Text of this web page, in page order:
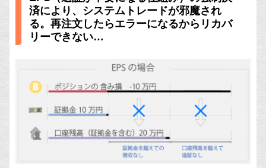
済により、システムトレードが邪魔され
る。再注文したらエラーになるからリカバ
リーできない…